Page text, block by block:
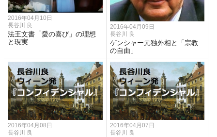
2016年04月10日
長谷川 良
法王文書「愛の喜び」の理想
と現実
2016年04月09日
長谷川 良
ゲンシャー元独外相と「宗教
の自由」
2016年04月08日
長谷川 良
2016年04月07日
長谷川 良